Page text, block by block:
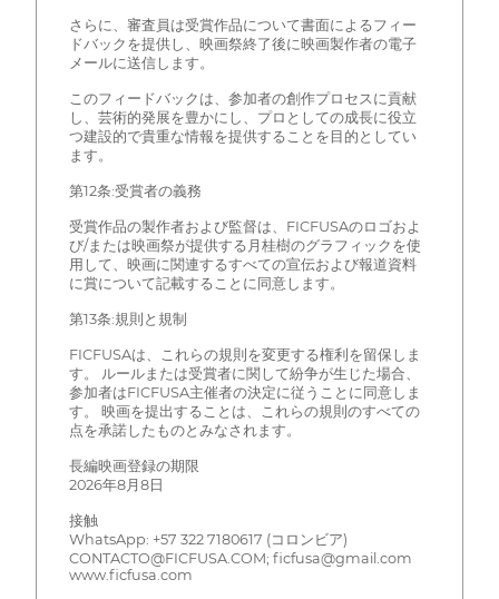
さらに、審査員は受賞作品について書面によるフィー
ドバックを提供し、映画祭終了後に映画製作者の電子
メールに送信します。
このフィードバックは、参加者の創作プロセスに貢献
し、芸術的発展を豊かにし、プロとしての成長に役立
つ建設的で貴重な情報を提供することを目的としてい
ます。
第12条:受賞者の義務
受賞作品の製作者および監督は、FICFUSAのロゴおよ
び/または映画祭が提供する月桂樹のグラフィックを使
用して、映画に関連するすべての宣伝および報道資料
に賞について記載することに同意します。
第13条:規則と規制
FICFUSAは、これらの規則を変更する権利を留保しま
す。 ルールまたは受賞者に関して紛争が生じた場合、
参加者はFICFUSA主催者の決定に従うことに同意しま
す。 映画を提出することは、これらの規則のすべての
点を承諾したものとみなされます。
長編映画登録の期限
2026年8月8日
接触
WhatsApp: +57 322 7180617 (コロンビア)
CONTACTO@FICFUSA.COM; ficfusa@gmail.com
www.ficfusa.com